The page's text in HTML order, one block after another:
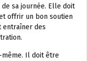
sa journée. Elle doit
offrir un bon soutien
entraîner des
Il doit être